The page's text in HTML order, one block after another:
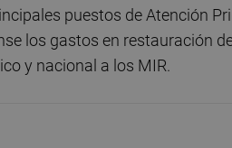
puestos de Atención
los gastos en restauración
y nacional a los MIR.